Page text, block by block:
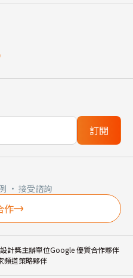
訂閱
· 接受諮詢
作
計獎主辦單位Google 優質合作夥伴
頻道策略夥伴